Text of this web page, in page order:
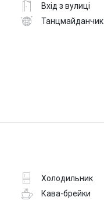
Вхід з вулиці
Танцмайданчик
Холодильник
Кава-брейки